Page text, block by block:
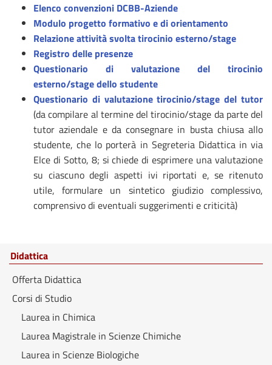
Elenco convenzioni DCBB-Aziende
Modulo progetto formativo e di orientamento
Relazione attività svolta tirocinio esterno/stage
Registro delle presenze
Questionario di valutazione del tirocinio
esterno/stage dello studente
Questionario di valutazione tirocinio/stage del tutor
(da compilare al termine del tirocinio/stage da parte del
tutor aziendale e da consegnare in busta chiusa allo
studente, che lo porterà in Segreteria Didattica in via
Elce di Sotto, 8; si chiede di esprimere una valutazione
su ciascuno degli aspetti ivi riportati e, se ritenuto
utile, formulare un sintetico giudizio complessivo,
comprensivo di eventuali suggerimenti e criticità)
Didattica
Offerta Didattica
Corsi di Studio
Laurea in Chimica
Laurea Magistrale in Scienze Chimiche
Laurea in Scienze Biologiche